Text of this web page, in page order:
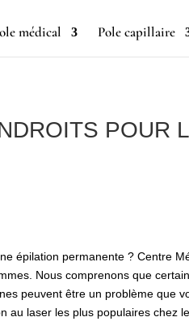
médical Pole capillaire
POUR
épilation permanente ? Centre
Nous comprenons que
peuvent être un problème que
au laser les plus populaires chez